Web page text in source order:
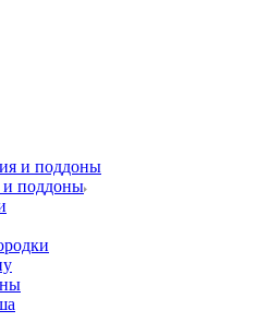
и поддоны